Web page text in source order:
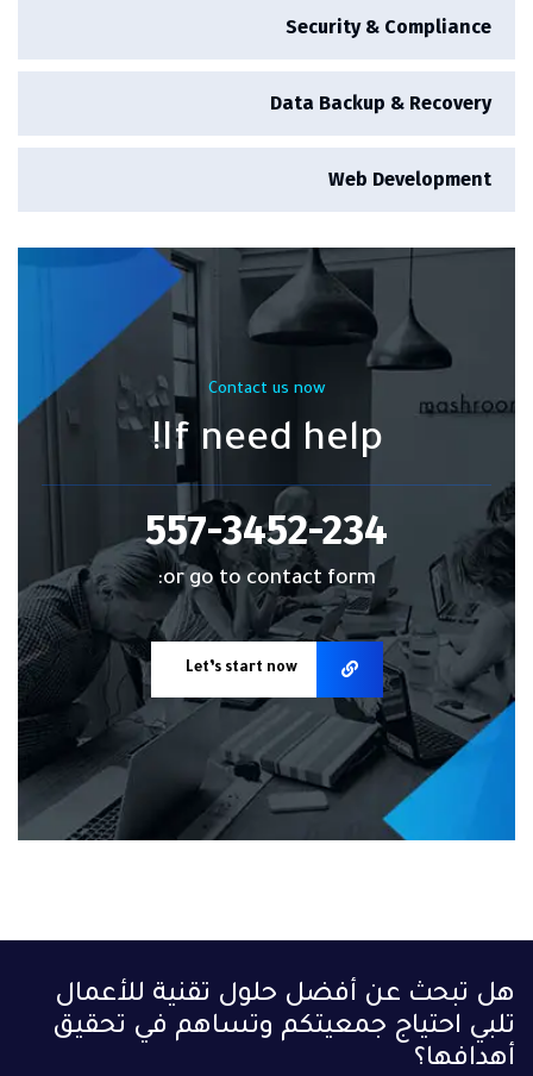
Security & Compliance
Data Backup & Recovery
Web Development
Contact us now
If need help!
557-3452-234
or go to contact form:
Let’s start now
هل تبحث عن أفضل حلول تقنية للأعمال
تلبي احتياج جمعيتكم وتساهم في تحقيق
أهدافها؟